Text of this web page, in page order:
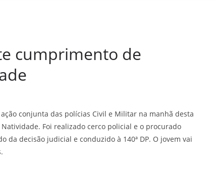
cumprimento de
conjunta das polícias Civil e Militar na manhã desta
Foi realizado cerco policial e o procurado
da decisão judicial e conduzido à 140ª DP. O jovem vai